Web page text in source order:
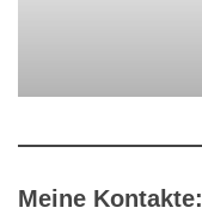
Meine Kontakte: